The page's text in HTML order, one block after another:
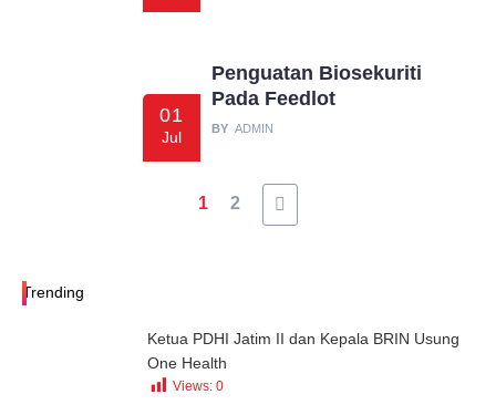
01
Jul
Penguatan Biosekuriti
Pada Feedlot
BY ADMIN
1 2
Trending
Ketua PDHI Jatim II dan Kepala BRIN Usung
One Health
Views: 0